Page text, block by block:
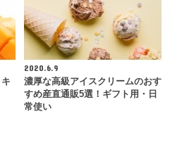
2020.6.9
濃厚な高級アイスクリームのおす
すめ産直通販5選！ギフト用・日
常使い